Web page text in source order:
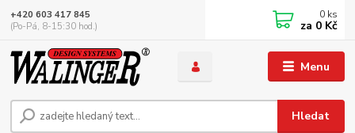
Menu
Hledat
+420 603 417 845
(Po-Pá, 8-15:30 hod.)
0 ks
za 0 Kč